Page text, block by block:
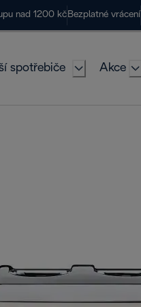
nad 1200 kč Bezplatné vrácení
spotřebiče Akce